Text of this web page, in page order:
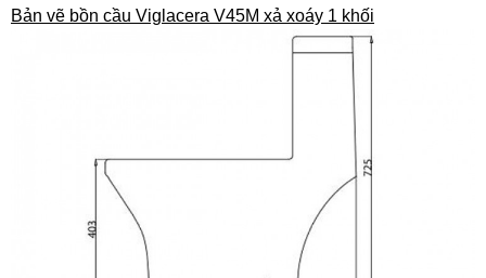
Bản vẽ bồn cầu Viglacera V45M xả xoáy 1 khối